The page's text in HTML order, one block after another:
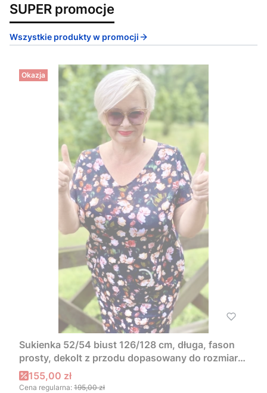
SUPER promocje
Wszystkie produkty w promocji
Okazja
Sukienka 52/54 biust 126/128 cm, długa, fason
prosty, dekolt z przodu dopasowany do rozmiaru,
DROBNA DZIKA RÓŻA
Cena promocyjna
155,00 zł
Cena regularna: 195,00 zł